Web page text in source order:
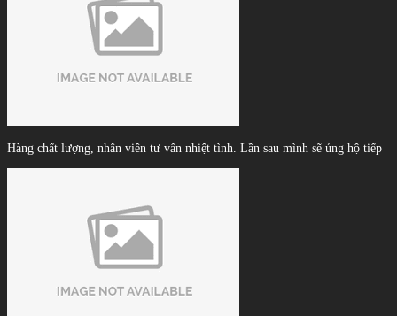
Hàng chất lượng, nhân viên tư vấn nhiệt tình. Lần sau mình sẽ ủng hộ tiếp